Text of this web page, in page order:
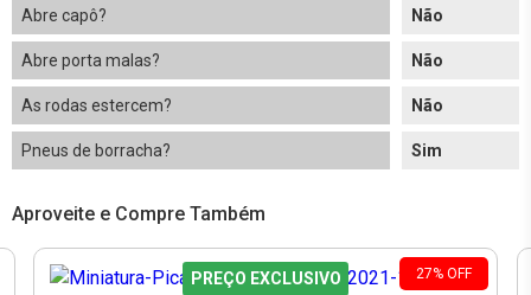
Abre capô? Não
Abre porta malas? Não
As rodas estercem? Não
Pneus de borracha? Sim
Aproveite e Compre Também
27% OFF
PREÇO EXCLUSIVO